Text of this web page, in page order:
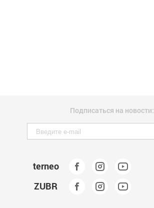
Подписаться на новости:
terneo
ZUBR